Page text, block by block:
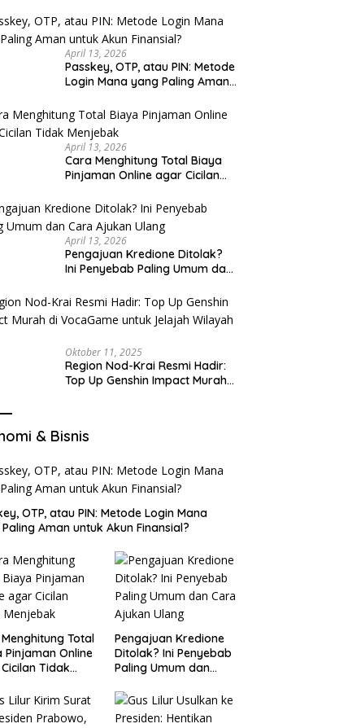
April 13, 2026
Passkey, OTP, atau PIN: Metode
Login Mana yang Paling Aman
April 13, 2026
Cara Menghitung Total Biaya
Pinjaman Online agar Cicilan
April 13, 2026
Pengajuan Kredione Ditolak?
Ini Penyebab Paling Umum dan
Oktober 11, 2025
Region Nod-Krai Resmi Hadir:
Top Up Genshin Impact Murah
& Bisnis
OTP, atau PIN: Metode Login Mana
Aman untuk Akun Finansial?
Total
Pinjaman Online
Tidak
Pengajuan Kredione
Ditolak? Ini Penyebab
Paling Umum dan